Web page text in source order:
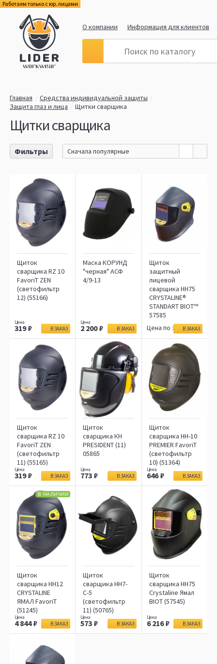
Работаем только с юр. лицами
О компании Информация для клиентов
Главная
Средства индивидуальной защиты
Защита глаз и лица
Щитки сварщика
Фильтры Сначала популярные
Щитки сварщика
Щиток
сварщика RZ 10
FavoriT ZEN
(светофильтр
12) (55166)
319 В ЗАКАЗ
Маска КОРУНД
"черная" АСФ
4/9-13
2 200 В ЗАКАЗ
Щиток
защитный
лицевой
сварщика НН75
CRYSTALINE®
STANDART BIOT™
57585
Цена по запросу
В ЗАКАЗ
Щиток
сварщика RZ 10
FavoriT ZEN
(светофильтр
11) (55165)
319 В ЗАКАЗ
Щиток
сварщика КН
PRESIDENT (11)
05865
773 В ЗАКАЗ
Щиток
сварщика НН-10
PREMIER FavoriT
(светофильтр
10) (51364)
646 В ЗАКАЗ
Щиток
сварщика НН12
CRYSTALINE
ЯМАЛ FavoriT
(51245)
4 844 В ЗАКАЗ
В НАЛИЧИИ
Щиток
сварщика НН7-
С-5
(светофильтр
11) (50765)
573 В ЗАКАЗ
Щиток
сварщика НН75
Crystaline Ямал
BIOT (57545)
6 216 В ЗАКАЗ